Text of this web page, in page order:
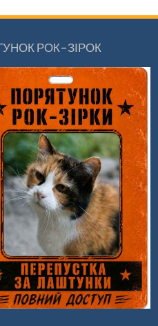
РОК-ЗІРОК